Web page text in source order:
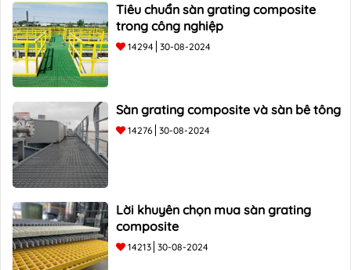
Tiêu chuẩn sàn grating composite
trong công nghiệp
14294 30-08-2024
Sàn grating composite và sàn bê tông
14276 30-08-2024
Lời khuyên chọn mua sàn grating
composite
14213 30-08-2024